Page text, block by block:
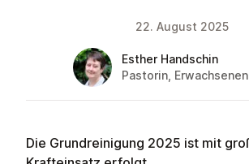
22. August 2025
Esther Handschin
Pastorin,
Die Grundreinigung 2025 ist mit